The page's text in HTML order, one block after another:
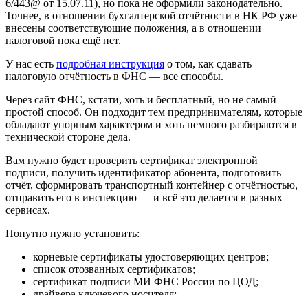
6/443@ от 15.07.11), но пока не оформили законодательно.
Точнее, в отношении бухгалтерской отчётности в НК РФ уже
внесены соответствующие положения, а в отношении
налоговой пока ещё нет.
У нас есть подробная инструкция о том, как сдавать
налоговую отчётность в ФНС — все способы.
Через сайт ФНС, кстати, хоть и бесплатный, но не самый
простой способ. Он подходит тем предпринимателям, которые
обладают упорным характером и хоть немного разбираются в
технической стороне дела.
Вам нужно будет проверить сертификат электронной
подписи, получить идентификатор абонента, подготовить
отчёт, сформировать транспортный контейнер с отчётностью,
отправить его в инспекцию — и всё это делается в разных
сервисах.
Попутно нужно установить:
корневые сертификаты удостоверяющих центров;
список отозванных сертификатов;
сертификат подписи МИ ФНС России по ЦОД;